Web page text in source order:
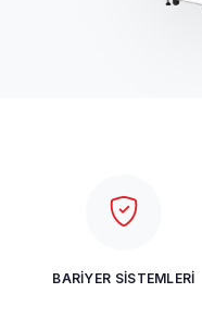
BARIYER SISTEMLERI